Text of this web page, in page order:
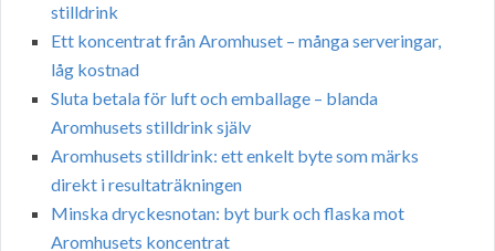
stilldrink
Ett koncentrat från Aromhuset – många serveringar,
låg kostnad
Sluta betala för luft och emballage – blanda
Aromhusets stilldrink själv
Aromhusets stilldrink: ett enkelt byte som märks
direkt i resultaträkningen
Minska dryckesnotan: byt burk och flaska mot
Aromhusets koncentrat